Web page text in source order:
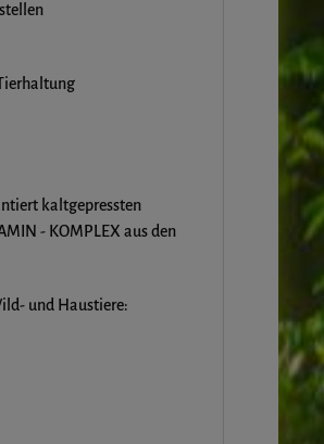
kaltgepressten
- KOMPLEX aus den
und Haustiere: